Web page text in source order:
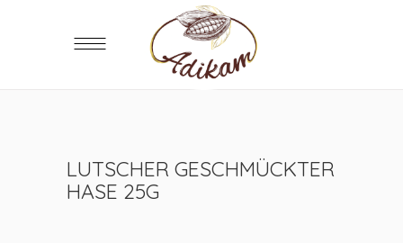
LUTSCHER GESCHMÜCKTER
HASE 25G